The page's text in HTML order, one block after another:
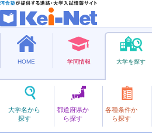
HOME 学問情報 大学を探す
大学名から
探す
都道府県か
ら探す
各種条件か
ら探す
私立
ぐんまぱーす
群馬パース大学